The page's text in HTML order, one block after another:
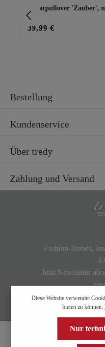
Sweatpullover 'Zauber',
39,99 €
Bestellung
Kundenservice
Über tredy
Zahlung und Versand
Fashion-Trends,
Jetzt Newsletter
Diese Website verwendet
bieten zu können.
Nur